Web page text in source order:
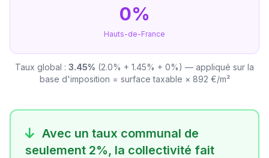
0%
Hauts-de-France
Taux global : 3.45% (2.0% + 1.45% + 0%) — appliqué sur la
base d'imposition = surface taxable × 892 €/m²
Avec un taux communal de
seulement 2%, la collectivité fait